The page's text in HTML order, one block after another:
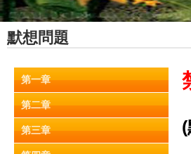
默想問題
第一章
第二章
第三章